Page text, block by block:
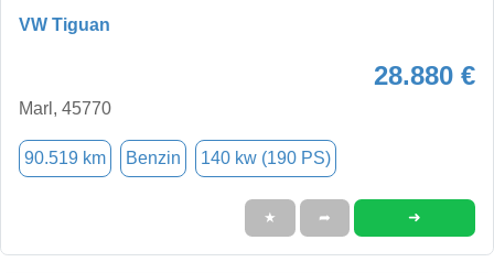
VW Tiguan
28.880 €
Marl, 45770
90.519 km Benzin 140 kw (190 PS)
★ ➦ ➜